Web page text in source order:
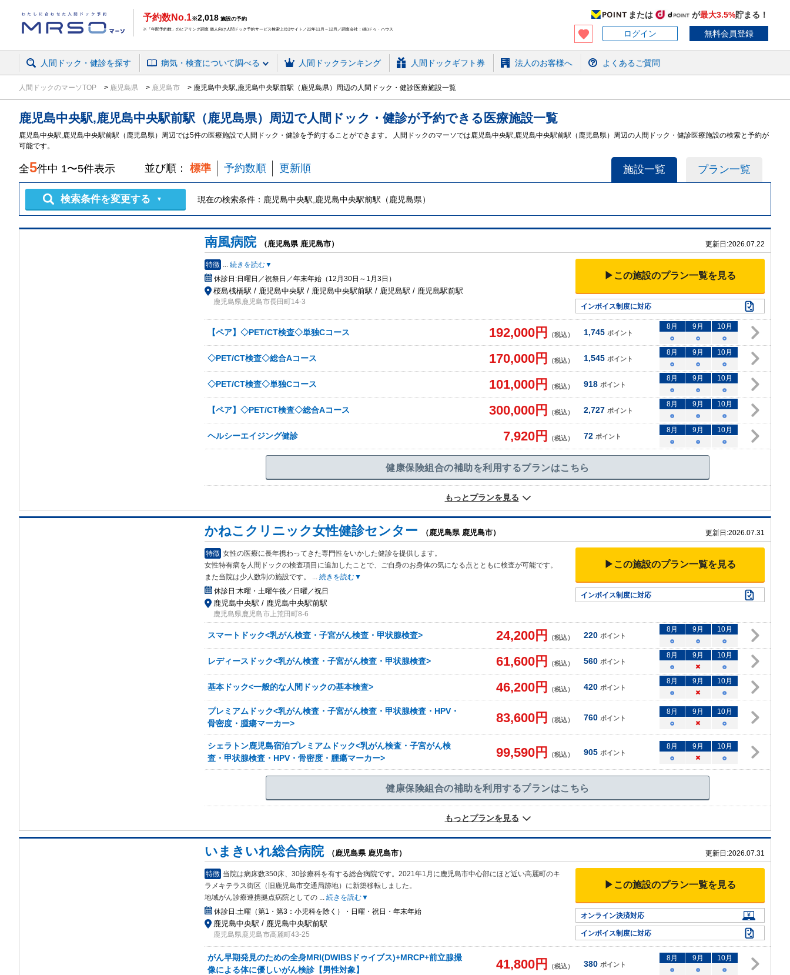
予約数No.1※2,018 施設の予約
※「年間予約数」のヒアリング調査 個人向け人間ドック予約サービス検索上位3サイト／22年11月～12月／調査会社：(株)ドゥ・ハウス
または が最大3.5%貯まる！
ログイン
無料会員登録
人間ドック・健診を探す 病気・検査について調べる 人間ドックランキング 人間ドックギフト券 法人のお客様へ よくあるご質問
人間ドックのマーソTOP 鹿児島県 鹿児島市 鹿児島中央駅,鹿児島中央駅前駅（鹿児島県）周辺の人間ドック・健診医療施設一覧
鹿児島中央駅,鹿児島中央駅前駅（鹿児島県）周辺で人間ドック・健診が予約できる 医療施設一覧
鹿児島中央駅,鹿児島中央駅前駅（鹿児島県）周辺では5件の医療施設で人間ドック・健診を予約することができます。 人間ドックのマーソでは鹿児島中央駅,鹿児島中央駅前駅（鹿児島県）周辺の人間ドック・健診医療施設の検索と予約が
可能です。
施設一覧 プラン一覧
全5件中 1〜5件表示 並び順： 標準 予約数順 更新順
検索条件を変更する ▼ 現在の検索条件： 鹿児島中央駅,鹿児島中央駅前駅（鹿児島県）
南風病院 （鹿児島県 鹿児島市） 更新日:2026.07.22
特徴 ... 続きを読む▼
休診日:日曜日／祝祭日／年末年始（12月30日～1月3日）
桜島桟橋駅 / 鹿児島中央駅 / 鹿児島中央駅前駅 / 鹿児島駅 / 鹿児島駅前駅
鹿児島県鹿児島市長田町14-3
▶この施設のプラン一覧を見る
インボイス制度に対応
【ペア】◇PET/CT検査◇単独Cコース 192,000円 （税込） 1,745 ポイント
8月 9月 10月
○
○ ○
◇PET/CT検査◇総合Aコース 170,000円 （税込） 1,545 ポイント
8月 9月 10月
○
○ ○
◇PET/CT検査◇単独Cコース 101,000円 （税込） 918 ポイント
8月 9月 10月
○
○ ○
【ペア】◇PET/CT検査◇総合Aコース 300,000円 （税込） 2,727 ポイント
8月 9月 10月
○
○ ○
ヘルシーエイジング健診 7,920円 （税込） 72 ポイント
8月 9月 10月
○
○ ○
健康保険組合の補助を利用するプランはこちら
もっとプランを見る
かねこクリニック女性健診センター （鹿児島県 鹿児島市） 更新日:2026.07.31
特徴 女性の医療に長年携わってきた専門性をいかした健診を提供します。
女性特有病を人間ドックの検査項目に追加したことで、ご自身のお身体の気になる点とともに検査が可能です。
また当院は少人数制の施設です。
... 続きを読む▼
休診日:木曜・土曜午後／日曜／祝日
鹿児島中央駅 / 鹿児島中央駅前駅
鹿児島県鹿児島市上荒田町8-6
▶この施設のプラン一覧を見る
インボイス制度に対応
スマートドック<乳がん検査・子宮がん検査・甲状腺検査> 24,200円 （税込） 220 ポイント
8月 9月 10月
○
○ ○
レディースドック<乳がん検査・子宮がん検査・甲状腺検査> 61,600円 （税込） 560 ポイント
8月 9月 10月
○
× ○
基本ドック<一般的な人間ドックの基本検査> 46,200円 （税込） 420 ポイント
8月 9月 10月
○
× ○
プレミアムドック<乳がん検査・子宮がん検査・甲状腺検査・HPV・
骨密度・腫瘍マーカー>
83,600円 （税込） 760 ポイント
8月 9月 10月
○
× ○
シェラトン鹿児島宿泊プレミアムドック<乳がん検査・子宮がん検
査・甲状腺検査・HPV・骨密度・腫瘍マーカー>
99,590円 （税込） 905 ポイント
8月 9月 10月
○
× ○
健康保険組合の補助を利用するプランはこちら
もっとプランを見る
いまきいれ総合病院 （鹿児島県 鹿児島市） 更新日:2026.07.31
特徴 当院は病床数350床、30診療科を有する総合病院です。2021年1月に鹿児島市中心部にほど近い高麗町のキ
ラメキテラス街区（旧鹿児島市交通局跡地）に新築移転しました。
地域がん診療連携拠点病院としての ... 続きを読む▼
休診日:土曜（第1・第3：小児科を除く）・日曜・祝日・年末年始
鹿児島中央駅 / 鹿児島中央駅前駅
鹿児島県鹿児島市高麗町43-25
▶この施設のプラン一覧を見る
オンライン決済対応
インボイス制度に対応
がん早期発見のための全身MRI(DWIBSドゥイブス)+MRCP+前立腺撮
像による体に優しいがん検診【男性対象】
41,800円 （税込） 380 ポイント
8月 9月 10月
○
○ ○